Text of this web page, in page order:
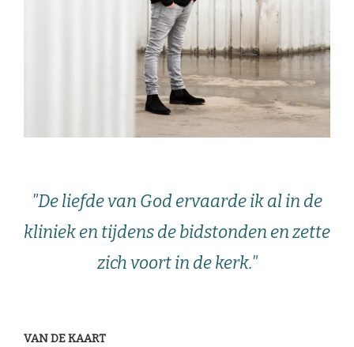
"De liefde van God ervaarde ik al in de
kliniek en tijdens de bidstonden en zette
zich voort in de kerk."
VAN DE KAART